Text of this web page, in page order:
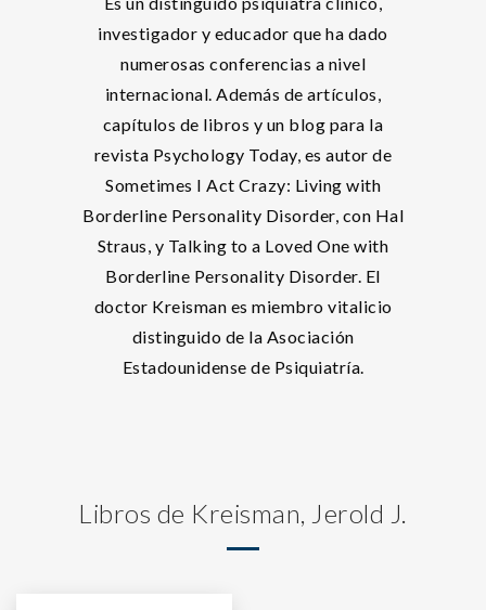
investigador y educador que ha dado
numerosas conferencias a nivel
internacional. Además de artículos,
capítulos de libros y un blog para la
revista Psychology Today, es autor de
Sometimes I Act Crazy: Living with
Borderline Personality Disorder, con Hal
Straus, y Talking to a Loved One with
Borderline Personality Disorder. El
doctor Kreisman es miembro vitalicio
distinguido de la Asociación
Estadounidense de Psiquiatría.
Libros de Kreisman, Jerold J.